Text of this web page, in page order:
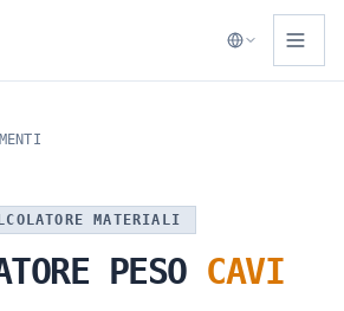
MATERIALI
PESO CAVI